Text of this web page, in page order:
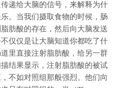
递给大脑的信号，来解释为什
。当我们摄取食物的时候，肠
肪酸的存在，然后向大脑发送
仅仅是让大脑知道你都吃了什
里直接注射脂肪酸，给另一群
结果显示，注射脂肪酸的被试
不如对照组那般强烈。他们向